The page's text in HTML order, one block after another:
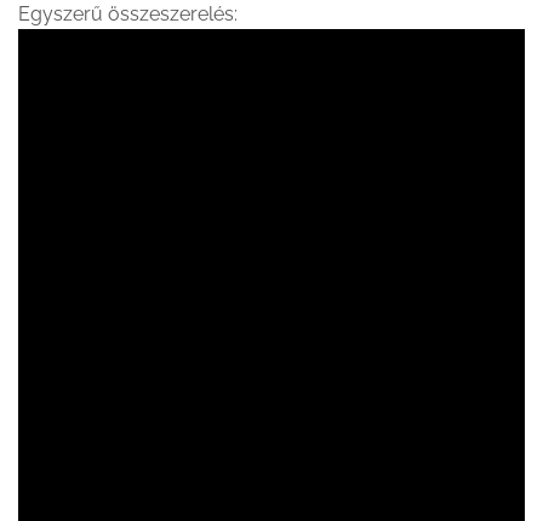
Egyszerű összeszerelés: